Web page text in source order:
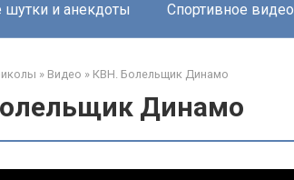
и анекдоты Спортивное видео
» Видео » КВН. Болельщик Динамо
Динамо